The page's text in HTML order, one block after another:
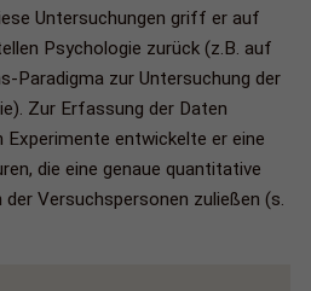
Untersuchungen griff er auf
Psychologie zurück (z.B. auf
Paradigma zur Untersuchung der
Zur Erfassung der Daten
Experimente entwickelte er eine
die eine genaue quantitative
Versuchspersonen zuließen (s.